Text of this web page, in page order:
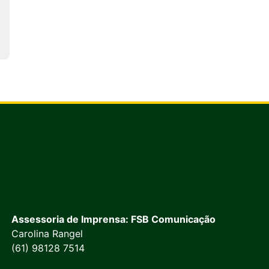
Assessoria de Imprensa: FSB Comunicação
Carolina Rangel
(61) 98128 7514